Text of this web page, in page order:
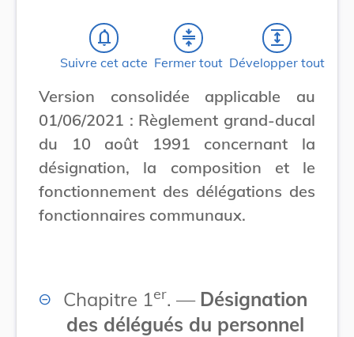
notifications_none
Suivre cet acte
compress
Fermer tout
expand
Développer tout
Version consolidée applicable au
01/06/2021 : Règlement grand-ducal
du 10 août 1991 concernant la
désignation, la composition et le
fonctionnement des délégations des
fonctionnaires communaux.
Chapitre 1er. — Désignation
des délégués du personnel